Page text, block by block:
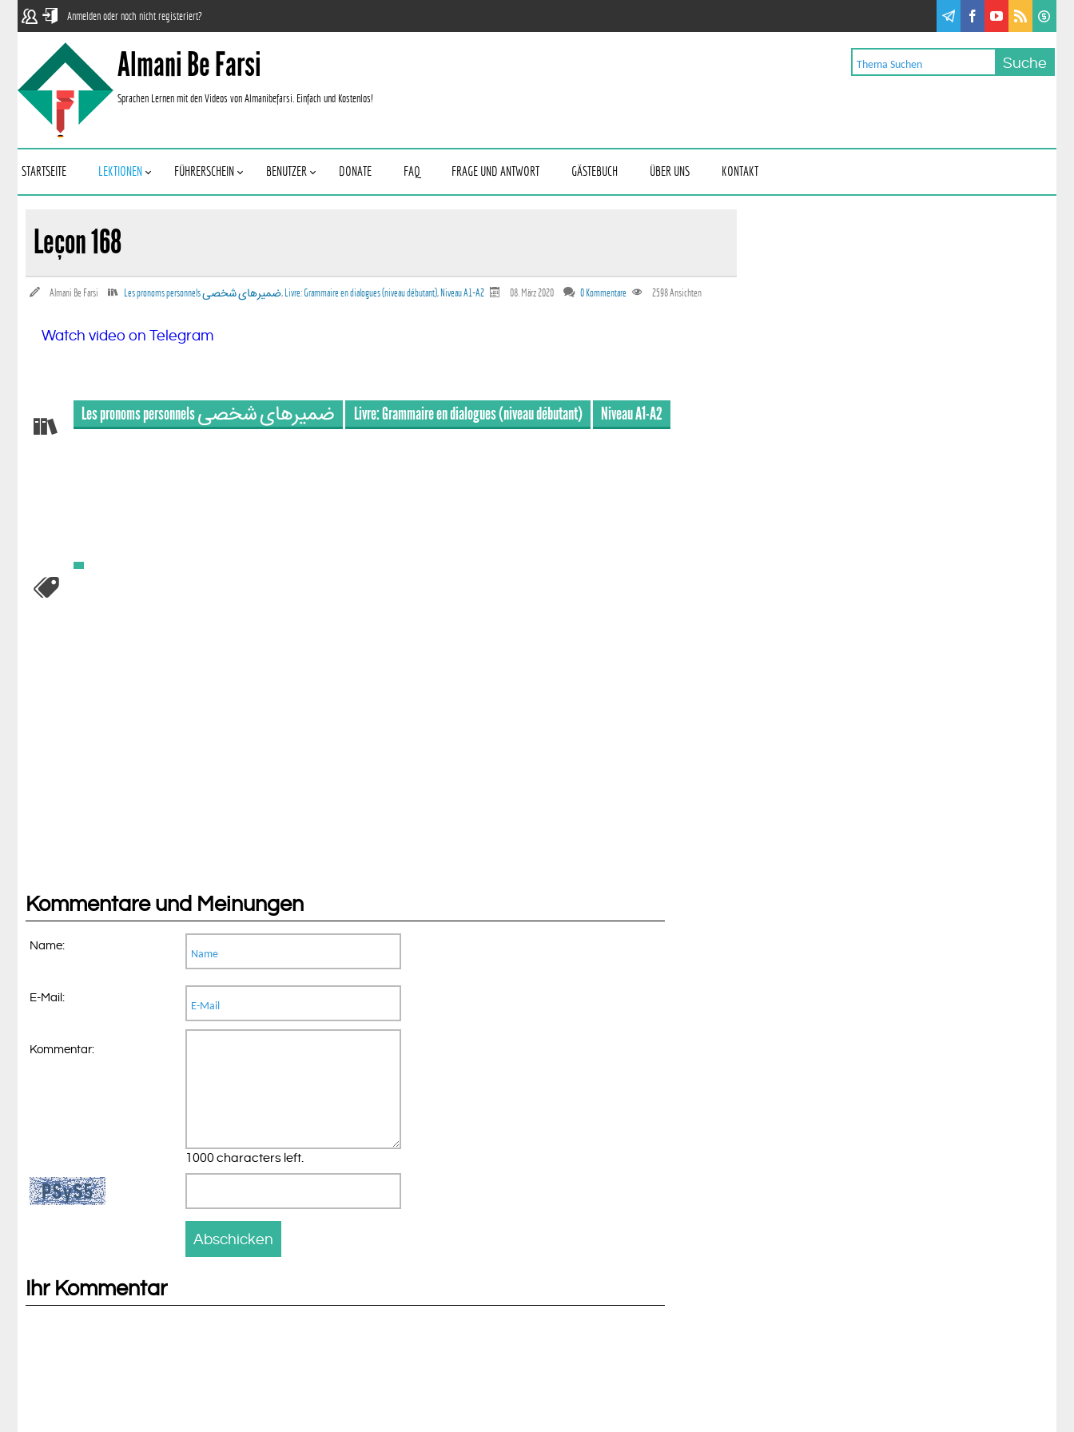
Anmelden oder noch nicht registeriert?
Almani Be Farsi
Sprachen Lernen mit den Videos von Almanibefarsi. Einfach und Kostenlos!
STARTSEITE LEKTIONEN FÜHRERSCHEIN BENUTZER DONATE FAQ FRAGE UND ANTWORT GÄSTEBUCH ÜBER UNS KONTAKT
Leçon 168
Almani Be Farsi , Livre: Grammaire en dialogues (niveau débutant), Niveau A1-A2 08. März 2020 0 Kommentare 2598Ansichten
Watch video on Telegram
Livre: Grammaire en dialogues (niveau débutant) Niveau A1-A2
Kommentare und Meinungen
Name:
E-Mail:
Kommentar:
1000 characters left.
Ihr Kommentar